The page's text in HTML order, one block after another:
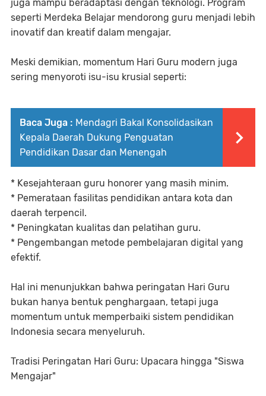
juga mampu beradaptasi dengan teknologi. Program
seperti Merdeka Belajar mendorong guru menjadi lebih
inovatif dan kreatif dalam mengajar.
Meski demikian, momentum Hari Guru modern juga
sering menyoroti isu-isu krusial seperti:
Baca Juga : Mendagri Bakal Konsolidasikan
Kepala Daerah Dukung Penguatan
Pendidikan Dasar dan Menengah
* Kesejahteraan guru honorer yang masih minim.
* Pemerataan fasilitas pendidikan antara kota dan
daerah terpencil.
* Peningkatan kualitas dan pelatihan guru.
* Pengembangan metode pembelajaran digital yang
efektif.
Hal ini menunjukkan bahwa peringatan Hari Guru
bukan hanya bentuk penghargaan, tetapi juga
momentum untuk memperbaiki sistem pendidikan
Indonesia secara menyeluruh.
Tradisi Peringatan Hari Guru: Upacara hingga "Siswa
Mengajar"